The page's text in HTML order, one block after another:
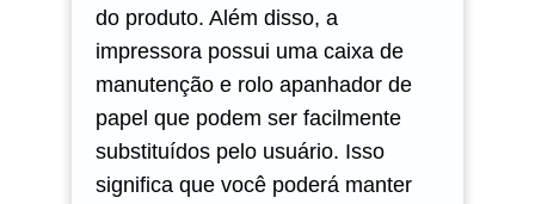
do produto. Além disso, a
impressora possui uma caixa de
manutenção e rolo apanhador de
papel que podem ser facilmente
substituídos pelo usuário. Isso
significa que você poderá manter